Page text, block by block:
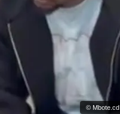
© Mbote.cd